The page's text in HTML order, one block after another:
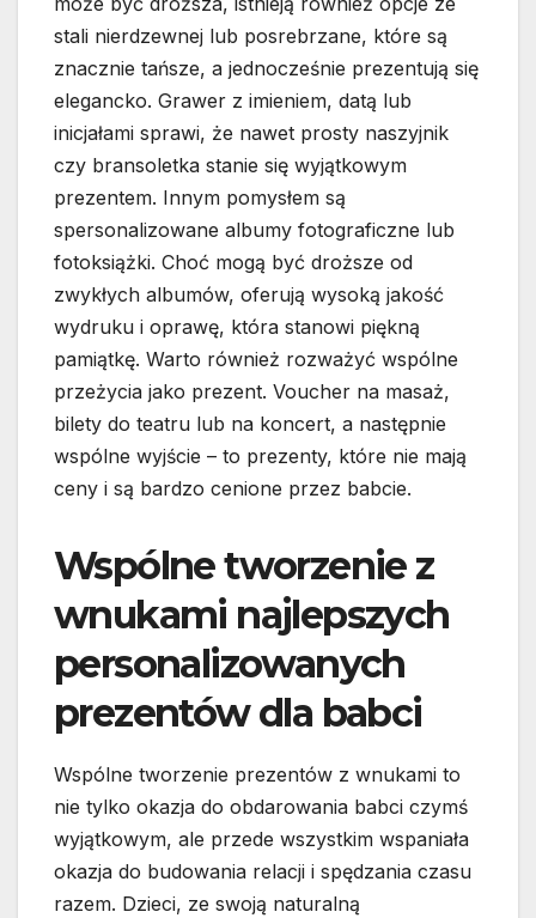
stali nierdzewnej lub posrebrzane, które są
znacznie tańsze, a jednocześnie prezentują się
elegancko. Grawer z imieniem, datą lub
inicjałami sprawi, że nawet prosty naszyjnik
czy bransoletka stanie się wyjątkowym
prezentem. Innym pomysłem są
spersonalizowane albumy fotograficzne lub
fotoksiążki. Choć mogą być droższe od
zwykłych albumów, oferują wysoką jakość
wydruku i oprawę, która stanowi piękną
pamiątkę. Warto również rozważyć wspólne
przeżycia jako prezent. Voucher na masaż,
bilety do teatru lub na koncert, a następnie
wspólne wyjście – to prezenty, które nie mają
ceny i są bardzo cenione przez babcie.
Wspólne tworzenie z
wnukami najlepszych
personalizowanych
prezentów dla babci
Wspólne tworzenie prezentów z wnukami to
nie tylko okazja do obdarowania babci czymś
wyjątkowym, ale przede wszystkim wspaniała
okazja do budowania relacji i spędzania czasu
razem. Dzieci, ze swoją naturalną